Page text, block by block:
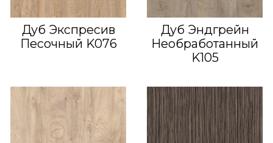
Дуб Экспресив
Песочный K076
Дуб Эндгрейн
Необработанный
K105